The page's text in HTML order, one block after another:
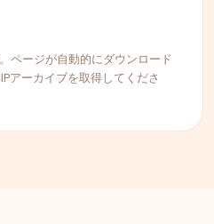
ページが自動的にダウンロード
アーカイブを取得してくださ